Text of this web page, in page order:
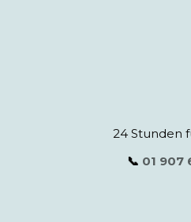
24 Stunden
📞 01 907